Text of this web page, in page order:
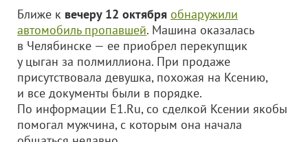
Ближе к вечеру 12 октября обнаружили
автомобиль пропавшей. Машина оказалась
в Челябинске — ее приобрел перекупщик
у цыган за полмиллиона. При продаже
присутствовала девушка, похожая на Ксению,
и все документы были в порядке.
По информации E1.Ru, со сделкой Ксении якобы
помогал мужчина, с которым она начала